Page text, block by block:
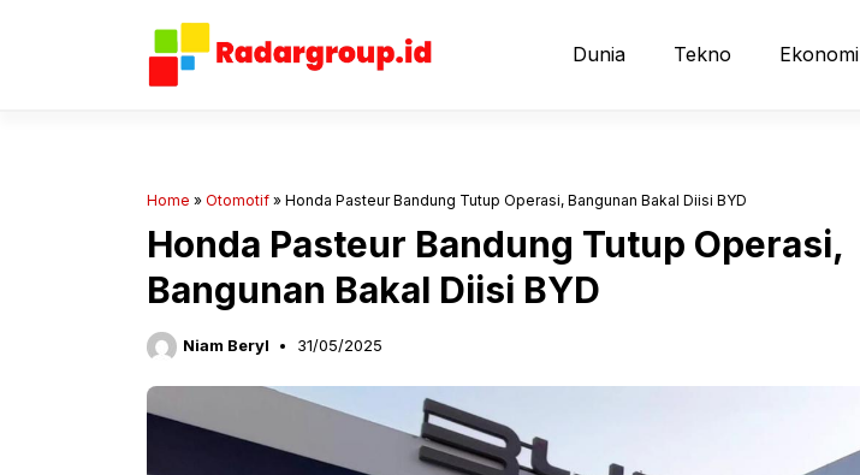
Dunia Tekno Ekonomi
Home » Otomotif » Honda Pasteur Bandung Tutup Operasi, Bangunan Bakal Diisi BYD
Honda Pasteur Bandung Tutup Operasi,
Bangunan Bakal Diisi BYD
Niam Beryl 31/05/2025